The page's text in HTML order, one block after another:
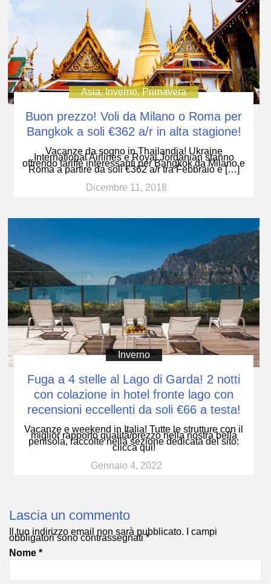
Asia,Inverno,Primavera
Buon prezzo! Voli da Milano o Roma per
Bangkok a soli €362 a/r in alta stagione!
Vacanze da sogno in Thailandia! Ukraine
International Airlines e Royal Jordanian stanno
offrendo tariffe interessanti per Bangkok da Milano e
Roma a partire da soli €362 a/r tra Febbraio e […]
Dicembre 11, 2018
Inverno
Fuga a 4 stelle al Lago di Garda! 2 notti
con colazione in hotel fronte lago con
recensioni eccellenti da soli €66 a testa!
Vacanze e weekend in Italia! Tutte le strutture con il
miglior rapporto qualità/prezzo nella nostra bella
penisola, raccolte nella sezione dedicata del sito:
clicca qui!
Gennaio 4, 2022
Lascia un commento
Il tuo indirizzo email non sarà pubblicato. I campi
obbligatori sono contrassegnati*
Nome *